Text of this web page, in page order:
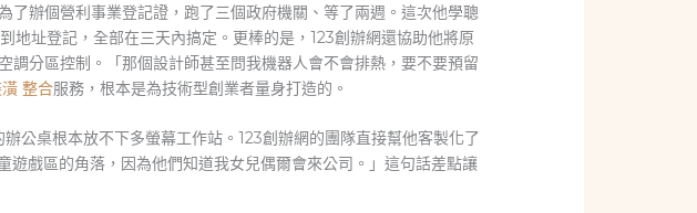
辦個營利事業登記證，跑了三個政府機關、等了兩週。這次他學聰
地址登記，全部在三天內搞定。更棒的是，123創辦網還協助他將原
分區控制。「那個設計師甚至問我機器人會不會排熱，要不要預留
整合服務，根本是為技術型創業者量身打造的。
公桌根本放不下多螢幕工作站。123創辦網的團隊直接幫他客製化了
戲區的角落，因為他們知道我女兒偶爾會來公司。」這句話差點讓